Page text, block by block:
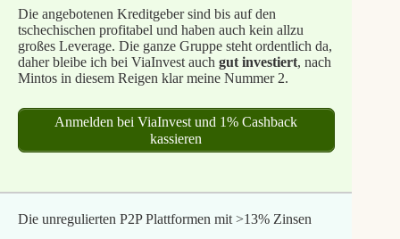
Die angebotenen Kreditgeber sind bis auf den
tschechischen profitabel und haben auch kein allzu
großes Leverage. Die ganze Gruppe steht ordentlich da,
daher bleibe ich bei ViaInvest auch gut investiert, nach
Mintos in diesem Reigen klar meine Nummer 2.
Anmelden bei ViaInvest und 1% Cashback
kassieren
Die unregulierten P2P Plattformen mit >13% Zinsen